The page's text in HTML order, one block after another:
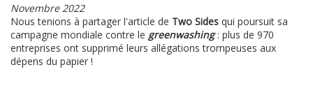
Novembre 2022
Nous tenions à partager l'article de Two Sides qui poursuit sa
campagne mondiale contre le greenwashing: plus de 970
entreprises ont supprimé leurs allégations trompeuses aux
dépens du papier !